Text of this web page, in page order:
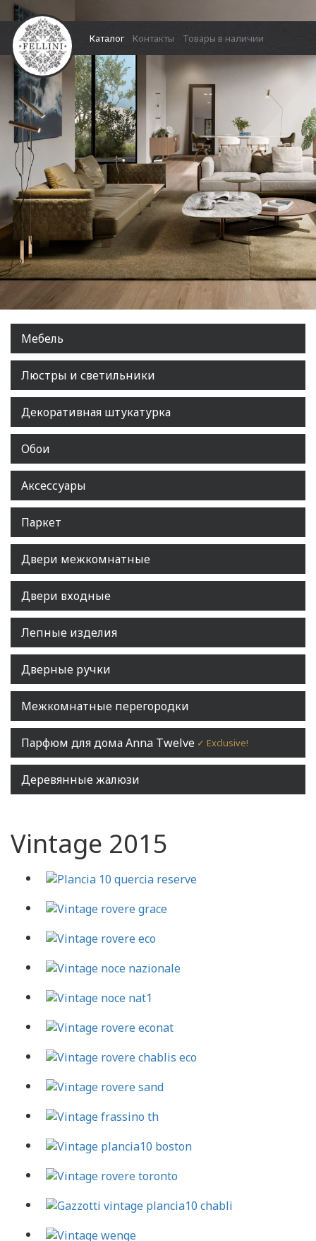
Каталог Контакты Товары в наличии
Мебель
Люстры и светильники
Декоративная штукатурка
Обои
Аксессуары
Паркет
Двери межкомнатные
Двери входные
Лепные изделия
Дверные ручки
Межкомнатные перегородки
Парфюм для дома Anna Twelve ✓ Exclusive!
Деревянные жалюзи
Vintage 2015